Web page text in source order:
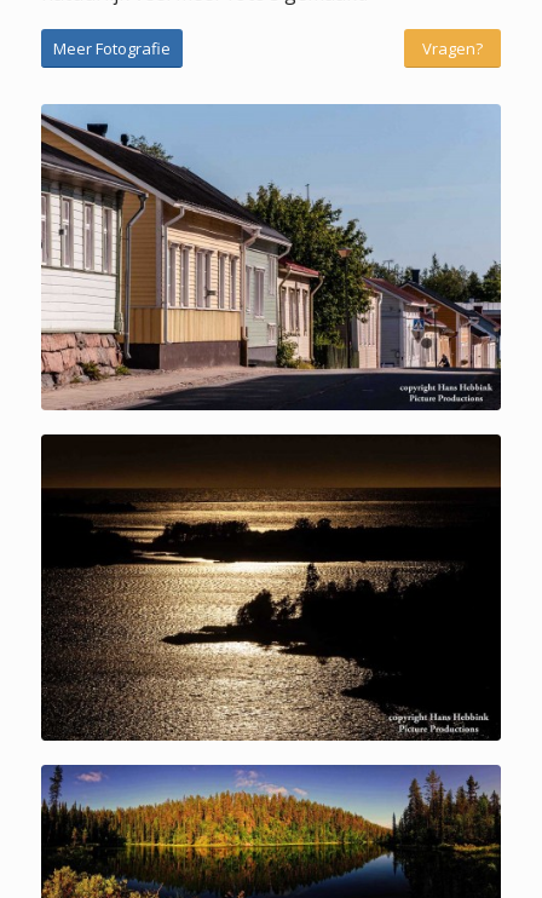
Meer Fotografie Vragen?
Finland
Finland
Finland